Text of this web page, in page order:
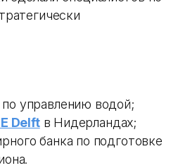
по управлению водой;
Delftв Нидерландах;
банка по подготовке